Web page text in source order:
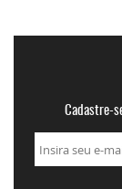
Cadastre-